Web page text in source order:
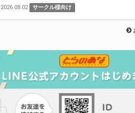
2026.08.02 サークル様向け